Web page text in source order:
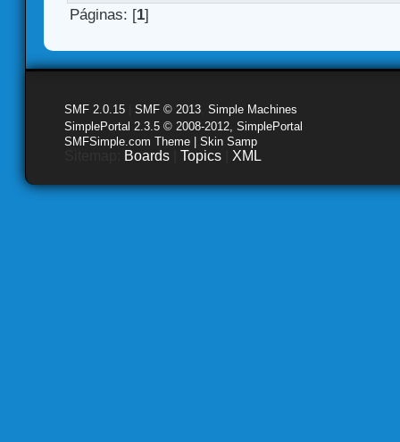
Páginas: [1]
SMF 2.0.15 SMF © 2013 Simple Machines
SimplePortal 2.3.5 © 2008-2012, SimplePortal
SMFSimple.com Theme | Skin Samp
Boards Topics XML